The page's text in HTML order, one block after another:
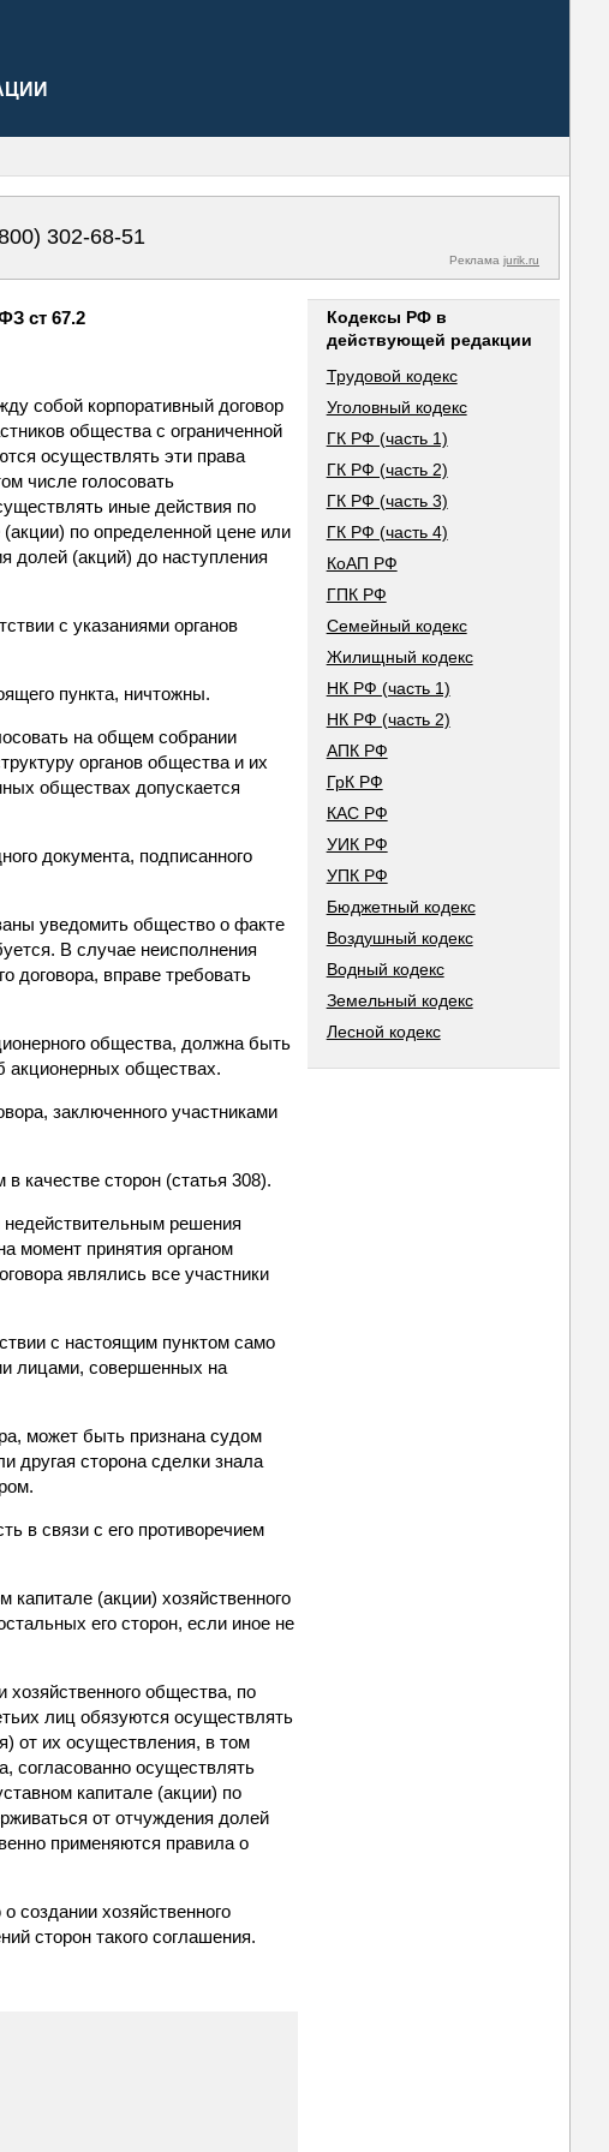
302-68-51
Реклама jurik.ru
ст 67.2
собой корпоративный договор
общества с ограниченной
осуществлять эти права
числе голосовать
иные действия по
по определенной цене или
долей (акций) до наступления
с указаниями органов
пункта, ничтожны.
на общем собрании
органов общества и их
обществах допускается
документа, подписанного
уведомить общество о факте
В случае неисполнения
договора, вправе требовать
общества, должна быть
акционерных обществах.
заключенного участниками
качестве сторон (статья 308).
недействительным решения
момент принятия органом
являлись все участники
с настоящим пунктом само
лицами, совершенных на
может быть признана судом
другая сторона сделки знала
в связи с его противоречием
капитале (акции) хозяйственного
его сторон, если иное не
общества, по
лиц обязуются осуществлять
от их осуществления, в том
согласованно осуществлять
капитале (акции) по
от отчуждения долей
применяются правила о
создании хозяйственного
сторон такого соглашения.
Кодексы РФ в
действующей редакции
Трудовой кодекс
Уголовный кодекс
ГК РФ (часть 1)
ГК РФ (часть 2)
ГК РФ (часть 3)
ГК РФ (часть 4)
КоАП РФ
ГПК РФ
Семейный кодекс
Жилищный кодекс
НК РФ (часть 1)
НК РФ (часть 2)
АПК РФ
ГрК РФ
КАС РФ
УИК РФ
УПК РФ
Бюджетный кодекс
Воздушный кодекс
Водный кодекс
Земельный кодекс
Лесной кодекс